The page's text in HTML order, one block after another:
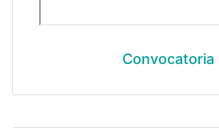
Convocatoria